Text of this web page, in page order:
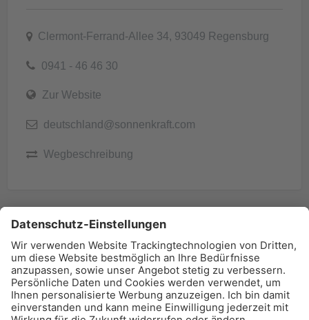
Clermont-Ferrand-Allee 34, 93049 Regensburg
0941 - 46 46 30
Zur Website
deutschland@sonnenkraft.com
Wegbeschreibung
BAU-Index Newsletter
Erhalten Sie regelmäßig Benachrichtigungen zu den